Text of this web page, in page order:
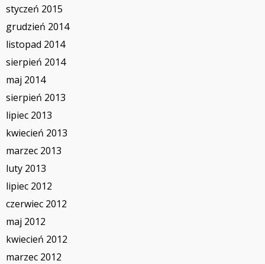
styczeń 2015
grudzień 2014
listopad 2014
sierpień 2014
maj 2014
sierpień 2013
lipiec 2013
kwiecień 2013
marzec 2013
luty 2013
lipiec 2012
czerwiec 2012
maj 2012
kwiecień 2012
marzec 2012